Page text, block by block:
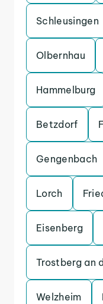
Schleusingen
Olbernhau
Hammelburg
Betzdorf
Gengenbach
Lorch
Eisenberg
Trostberg an
Welzheim